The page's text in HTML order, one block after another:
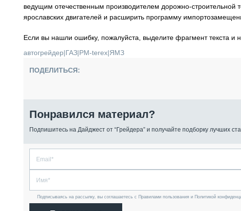
ведущим отечественным производителем дорожно-строительной
ярославских двигателей и расширить программу
Если вы нашли ошибку, пожалуйста, выделите фрагмент текста и
автогрейдер|ГАЗ|РМ-terex|ЯМЗ
ПОДЕЛИТЬСЯ:
Понравился материал?
Подпишитесь на Дайджест от “Грейдера” и получайте подборку лучших
Подписываясь на рассылку, вы соглашаетесь с Правилами пользования и Политикой